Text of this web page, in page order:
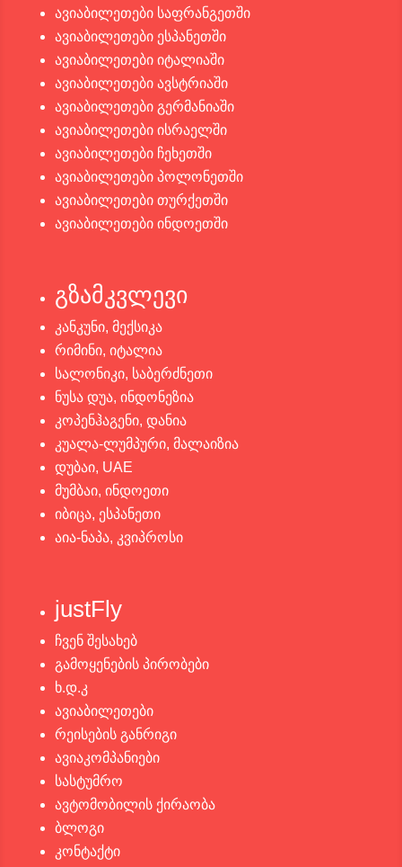
ავიაბილეთები საფრანგეთში
ავიაბილეთები ესპანეთში
ავიაბილეთები იტალიაში
ავიაბილეთები ავსტრიაში
ავიაბილეთები გერმანიაში
ავიაბილეთები ისრაელში
ავიაბილეთები ჩეხეთში
ავიაბილეთები პოლონეთში
ავიაბილეთები თურქეთში
ავიაბილეთები ინდოეთში
გზამკვლევი
კანკუნი, მექსიკა
რიმინი, იტალია
სალონიკი, საბერძნეთი
ნუსა დუა, ინდონეზია
კოპენჰაგენი, დანია
კუალა-ლუმპური, მალაიზია
დუბაი, UAE
მუმბაი, ინდოეთი
იბიცა, ესპანეთი
აია-ნაპა, კვიპროსი
justFly
ჩვენ შესახებ
გამოყენების პირობები
ხ.დ.კ
ავიაბილეთები
რეისების განრიგი
ავიაკომპანიები
სასტუმრო
ავტომობილის ქირაობა
ბლოგი
კონტაქტი